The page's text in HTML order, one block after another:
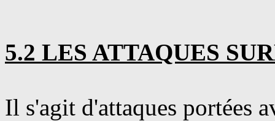
5.2 LES ATTAQUES
Il s'agit d'attaques portées